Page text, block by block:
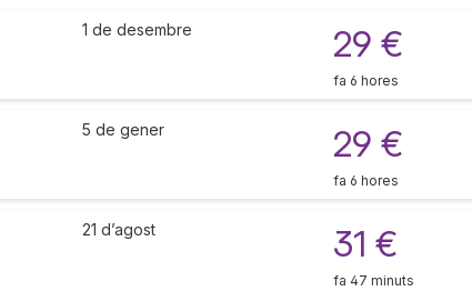
1 de desembre 29 €
fa 6 hores
5 de gener 29 €
fa 6 hores
21 d’agost 31 €
fa 47 minuts